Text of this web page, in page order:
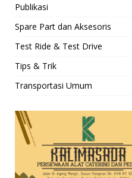
Publikasi
Spare Part dan Aksesoris
Test Ride & Test Drive
Tips & Trik
Transportasi Umum